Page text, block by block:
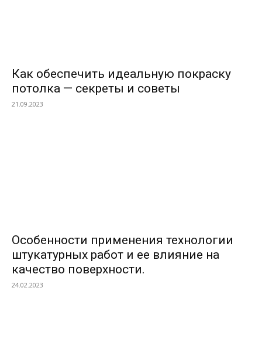
Как обеспечить идеальную покраску
потолка — секреты и советы
21.09.2023
Особенности применения технологии
штукатурных работ и ее влияние на
качество поверхности.
24.02.2023